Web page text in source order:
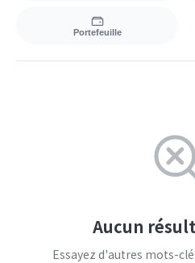
Portefeuille
Aucun
Essayez d'autres mots-